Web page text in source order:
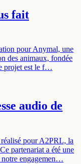
fait
pour Anymal, une
des animaux, fondée
projet est le f…
audio de
pour A2PRL, la
partenariat a été une
notre engagemen…